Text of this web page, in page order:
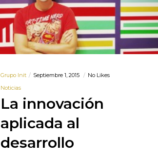
Grupo Init Septiembre 1, 2015
No Likes
Noticias
La innovación
aplicada al
desarrollo